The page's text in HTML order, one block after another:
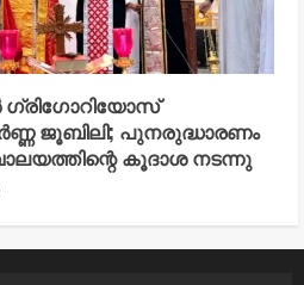
ഗ്രിഗോറിയോസ്
ജൂബിലി; പുനരുദ്ധാരണം
കൂദാശ നടന്നു